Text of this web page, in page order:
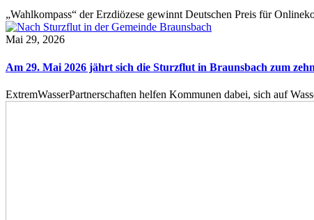
„Wahlkompass“ der Erzdiözese gewinnt Deutschen Preis für
Mai 29, 2026
Am 29. Mai 2026 jährt sich die Sturzflut in Braunsbach zum
ExtremWasserPartnerschaften helfen Kommunen dabei, sich auf